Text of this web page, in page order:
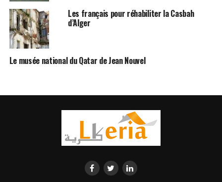
Les français pour réhabiliter la Casbah
d’Alger
Le musée national du Qatar de Jean Nouvel